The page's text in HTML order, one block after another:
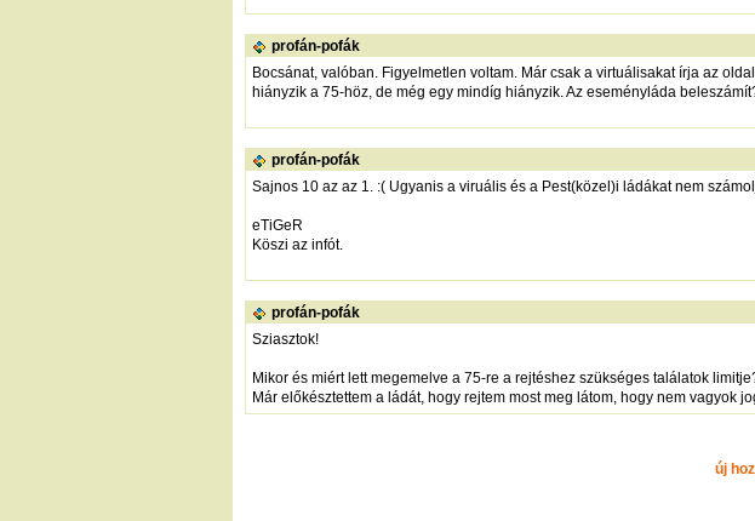
profán-pofák
Bocsánat, valóban. Figyelmetlen voltam. Már csak a virtuálisakat írja az
hiányzik a 75-höz, de még egy mindíg hiányzik. Az eseményláda
profán-pofák
Sajnos 10 az az 1. :( Ugyanis a viruális és a Pest(közel)i ládákat nem
eTiGeR
Köszi az infót.
profán-pofák
Sziasztok!
Mikor és miért lett megemelve a 75-re a rejtéshez szükséges találatok
Már előkésztettem a ládát, hogy rejtem most meg látom, hogy nem vagyok
új